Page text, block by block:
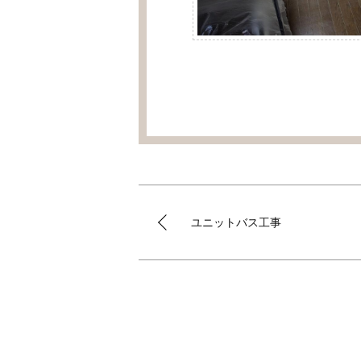
ユニットバス工事